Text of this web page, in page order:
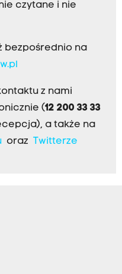
czytane i nie
bezpośrednio na
z nami
(12 200 33 33
a także na
oraz Twitterze